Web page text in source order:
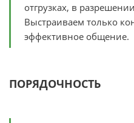
отгрузках, в
Выстраиваем только
эффективное общение.
ПОРЯДОЧНОСТЬ